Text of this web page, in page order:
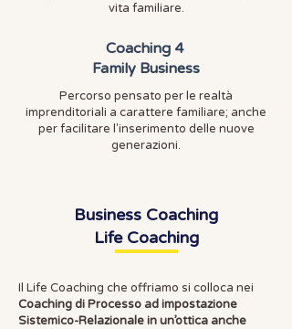
vita familiare.
Coaching 4
Family Business
Percorso pensato per le realtà
imprenditoriali a carattere familiare; anche
per facilitare l'inserimento delle nuove
generazioni.
Business Coaching
Life Coaching
Il Life Coaching che offriamo si colloca nei
Coaching di Processo ad impostazione
Sistemico-Relazionale in un’ottica anche